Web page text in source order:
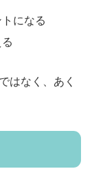
になる
はなく、あく